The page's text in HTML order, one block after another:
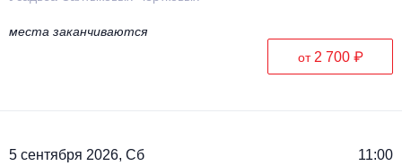
места заканчиваются
от 2 700 ₽
5 сентября 2026, Сб 11:00